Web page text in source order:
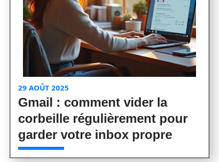
29 AOÛT 2025
Gmail : comment vider la
corbeille régulièrement pour
garder votre inbox propre